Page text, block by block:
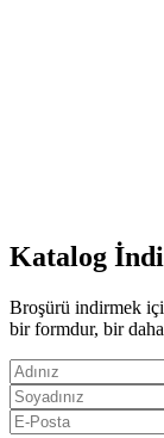
Katalog
Broşürü indirmek
bir formdur, bir